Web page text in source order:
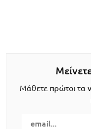
Μάθετε πρώτοι τα